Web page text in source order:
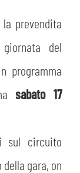
prevendita
del
programma
sabato 17
sul circuito
gara, on